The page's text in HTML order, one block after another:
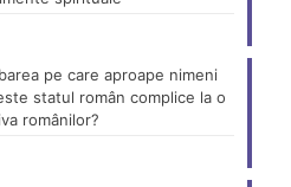
pe care aproape nimeni
statul român complice la o
românilor?